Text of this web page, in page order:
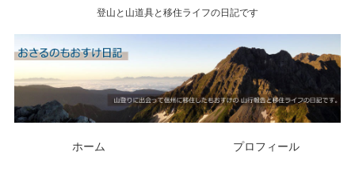
登山と山道具と移住ライフの日記です
ホーム プロフィール